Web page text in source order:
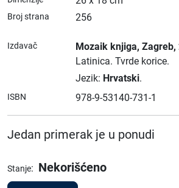
Broj strana 256
Izdavač Mozaik knjiga, Zagreb,
Latinica. Tvrde korice.
Jezik: Hrvatski.
ISBN 978-9-53140-731-1
Jedan primerak je u ponudi
Stanje: Nekorišćeno